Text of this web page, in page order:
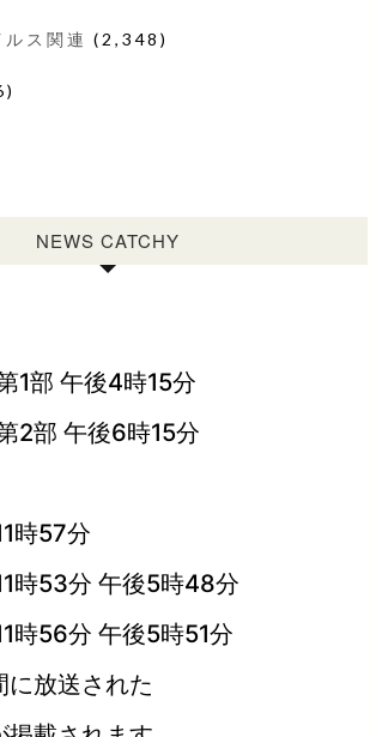
ス関連 (2,348)
NEWS CATCHY
1部 午後4時15分
2部 午後6時15分
時57分
時53分 午後5時48分
時56分 午後5時51分
放送された